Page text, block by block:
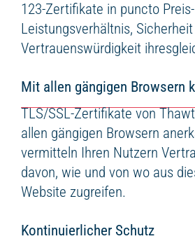
123-Zertifikate in puncto Preis-
Leistungsverhältnis,
Vertrauenswürdigkeit
Mit allen gängigen Browsern
TLS/SSL-Zertifikate von
allen gängigen Browsern
vermitteln Ihren Nutzern
davon, wie und von wo aus
Website zugreifen.
Kontinuierlicher Schutz